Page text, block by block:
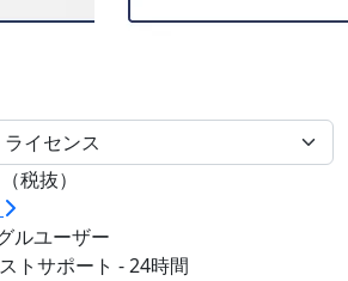
税抜）
ルユーザー
トサポート - 24時間